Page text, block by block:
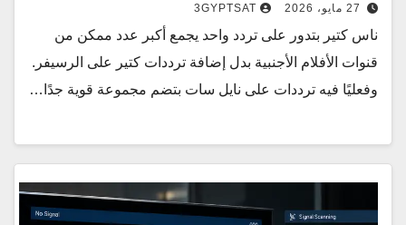
27 مايو، 2026 3GYPTSAT
ناس كتير بتدور على تردد واحد يجمع أكبر عدد ممكن من
قنوات الأفلام الأجنبية بدل إضافة ترددات كتير على الرسيفر.
وفعليًا فيه ترددات على نايل سات بتضم مجموعة قوية جدًا…